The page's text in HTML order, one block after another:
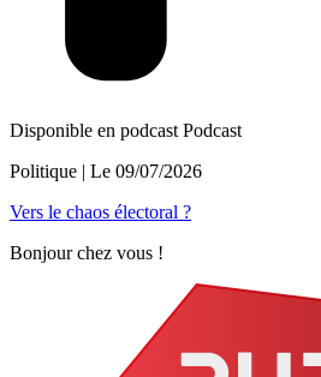
Disponible en podcast Podcast
Politique | Le 09/07/2026
Vers le chaos électoral ?
Bonjour chez vous !